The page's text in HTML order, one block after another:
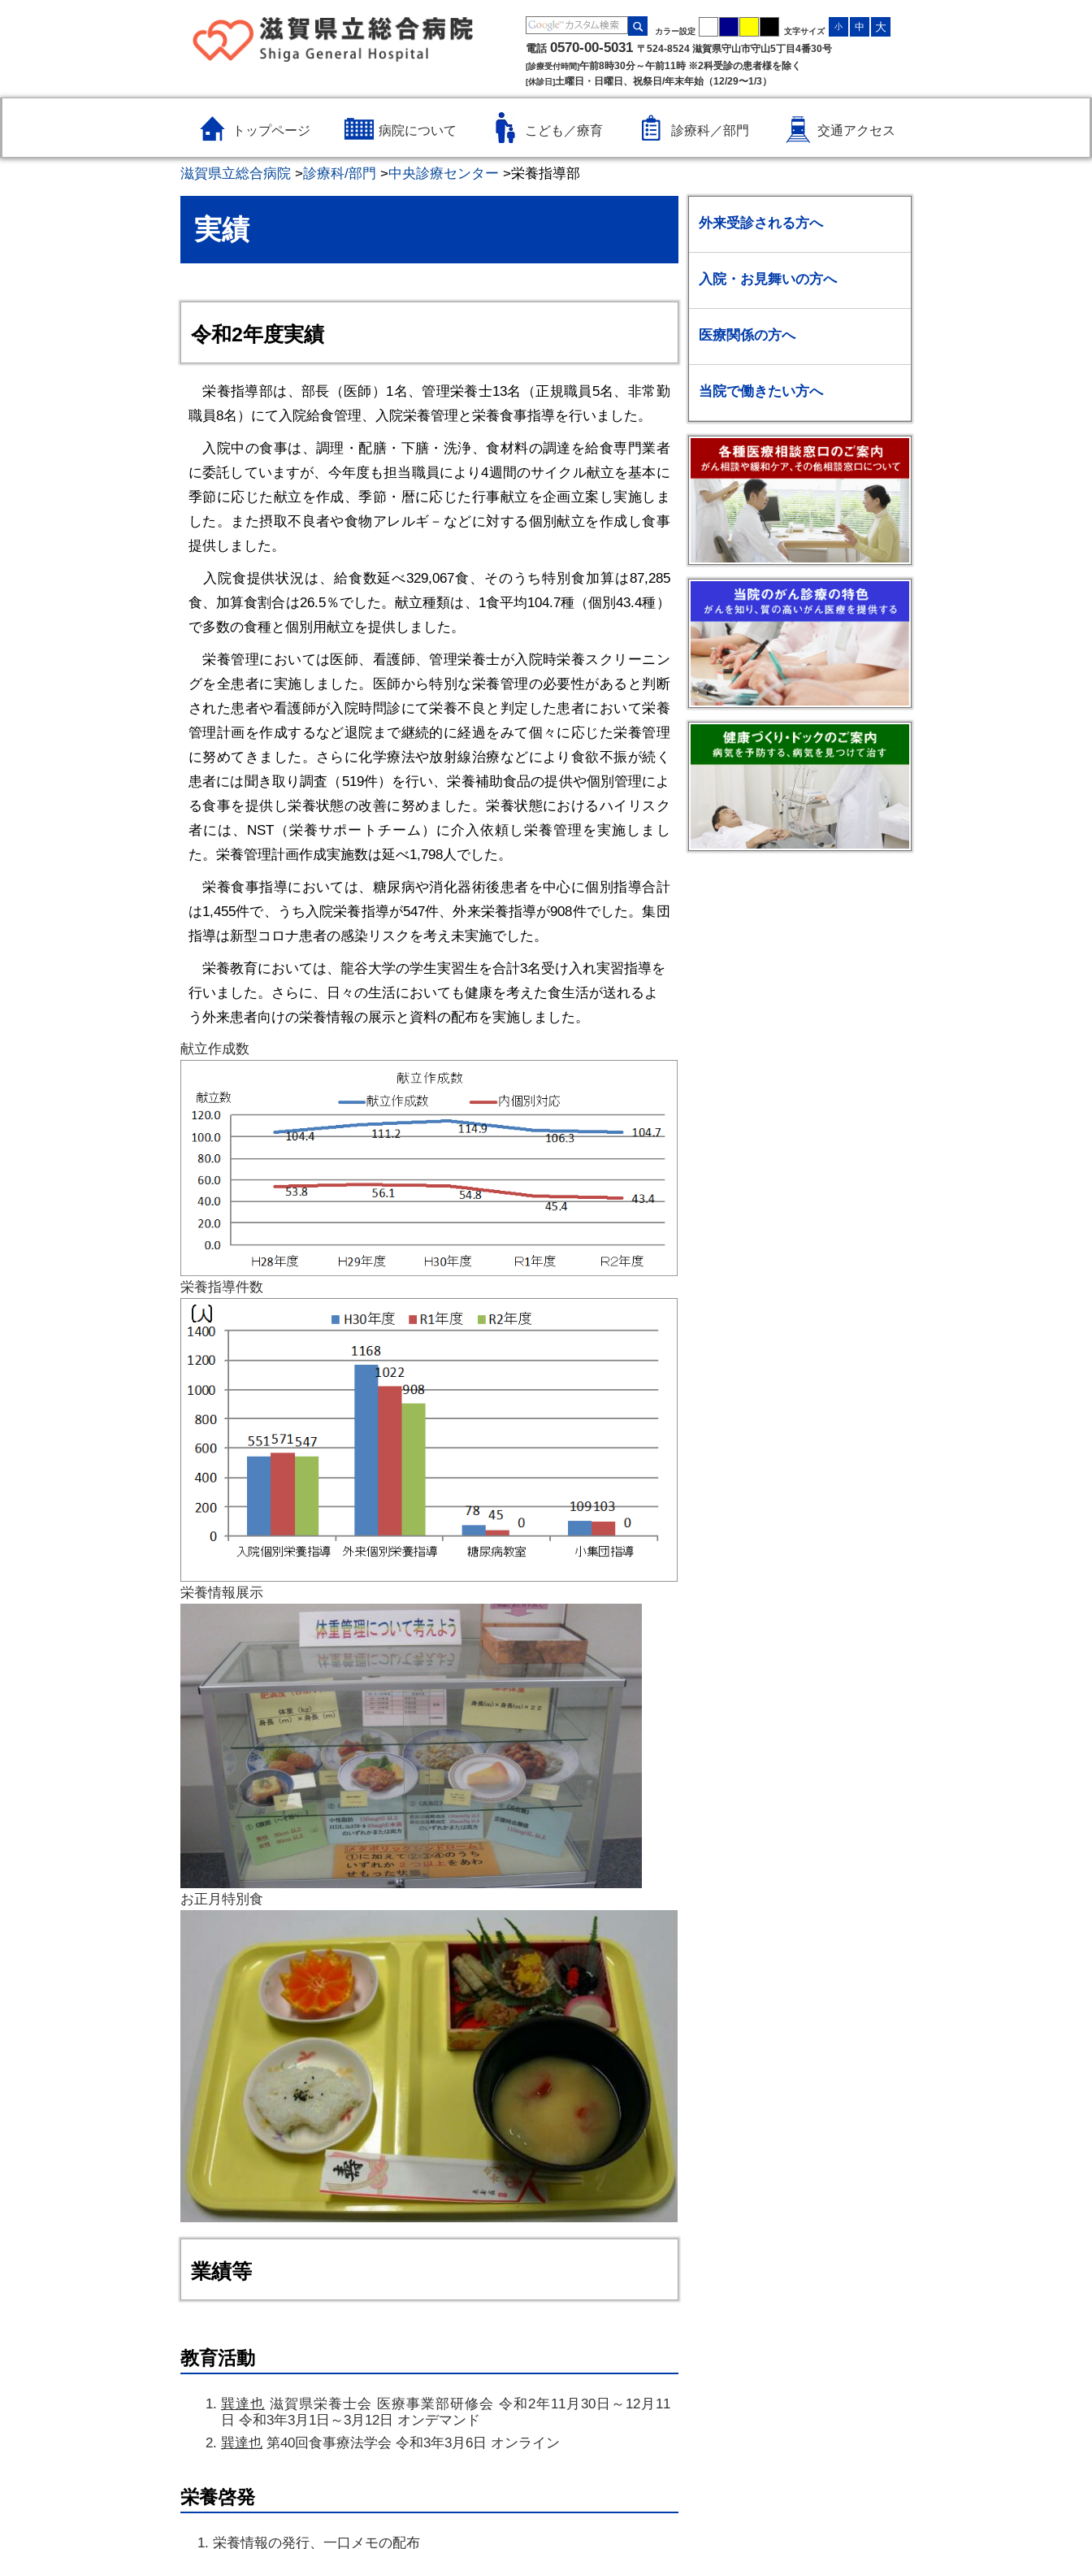
カラー設定 文字サイズ
小 中 大
電話 0570-00-5031 〒524-8524 滋賀県守山市守山5丁目4番30号
[診療受付時間]午前8時30分～午前11時 ※2科受診の患者様を除く
[休診日]土曜日・日曜日、祝祭日/年末年始（12/29〜1/3）
トップページ 病院について こども／療育 診療科／部門 交通アクセス
滋賀県立総合病院 >診療科/部門 >中央診療センター >栄養指導部
実績
令和2年度実績
栄養指導部は、部長（医師）1名、管理栄養士13名（正規職員5名、非常勤
職員8名）にて入院給食管理、入院栄養管理と栄養食事指導を行いました。
入院中の食事は、調理・配膳・下膳・洗浄、食材料の調達を給食専門業者
に委託していますが、今年度も担当職員により4週間のサイクル献立を基本に
季節に応じた献立を作成、季節・暦に応じた行事献立を企画立案し実施しま
した。また摂取不良者や食物アレルギ－などに対する個別献立を作成し食事
提供しました。
入院食提供状況は、給食数延べ329,067食、そのうち特別食加算は87,285
食、加算食割合は26.5％でした。献立種類は、1食平均104.7種（個別43.4種）
で多数の食種と個別用献立を提供しました。
栄養管理においては医師、看護師、管理栄養士が入院時栄養スクリーニン
グを全患者に実施しました。医師から特別な栄養管理の必要性があると判断
された患者や看護師が入院時問診にて栄養不良と判定した患者において栄養
管理計画を作成するなど退院まで継続的に経過をみて個々に応じた栄養管理
に努めてきました。さらに化学療法や放射線治療などにより食欲不振が続く
患者には聞き取り調査（519件）を行い、栄養補助食品の提供や個別管理によ
る食事を提供し栄養状態の改善に努めました。栄養状態におけるハイリスク
者には、NST（栄養サポートチーム）に介入依頼し栄養管理を実施しまし
た。栄養管理計画作成実施数は延べ1,798人でした。
栄養食事指導においては、糖尿病や消化器術後患者を中心に個別指導合計
は1,455件で、うち入院栄養指導が547件、外来栄養指導が908件でした。集団
指導は新型コロナ患者の感染リスクを考え未実施でした。
栄養教育においては、龍谷大学の学生実習生を合計3名受け入れ実習指導を
行いました。
さらに、日々の生活においても健康を考えた食生活が送れるよ
う外来患者向けの栄養情報の展示と資料の配布を実施しました。
献立作成数
栄養指導件数
栄養情報展示
お正月特別食
業績等
教育活動
巽達也 滋賀県栄養士会 医療事業部研修会 令和2年11月30日～12月11
日 令和3年3月1日～3月12日 オンデマンド
巽達也 第40回食事療法学会 令和3年3月6日 オンライン
栄養啓発
栄養情報の発行、一口メモの配布
外来受診される方へ
入院・お見舞いの方へ
医療関係の方へ
当院で働きたい方へ